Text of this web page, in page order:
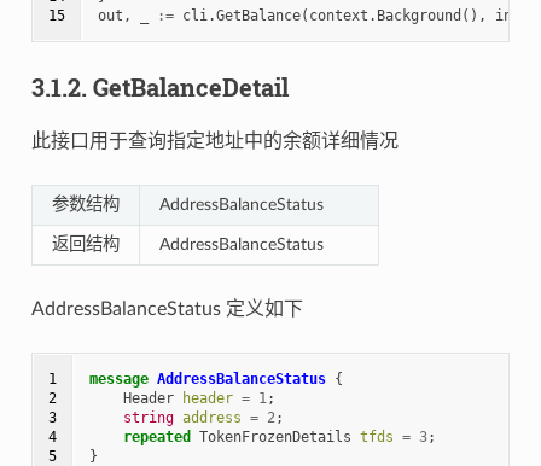
15
out , := cli.GetBalance( context . Background (), in
3.1.2. GetBalanceDetail
此接口用于查询指定地址中的余额详细情况
参数结构 AddressBalanceStatus
返回结构 AddressBalanceStatus
AddressBalanceStatus 定义如下
1
2
3
4
5
message AddressBalanceStatus {
Header
header = 1;
string address = 2;
repeated
TokenFrozenDetails tfds = 3;
}